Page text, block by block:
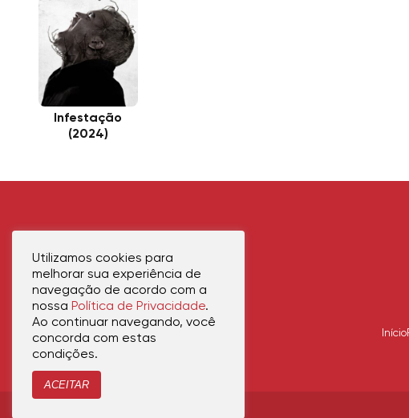
Infestação
(2024)
Início
Utilizamos cookies para
melhorar sua experiência de
navegação de acordo com a
nossa Política de Privacidade.
Ao continuar navegando, você
concorda com estas
condições.
ACEITAR